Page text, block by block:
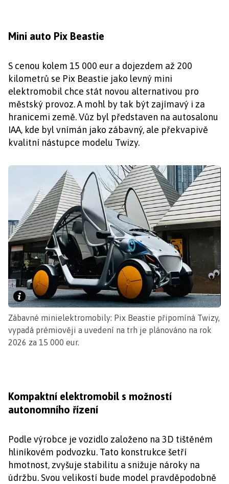
Mini auto Pix Beastie
S cenou kolem 15 000 eur a dojezdem až 200
kilometrů se Pix Beastie jako levný mini
elektromobil chce stát novou alternativou pro
městský provoz. A mohl by tak být zajímavý i za
hranicemi země. Vůz byl představen na autosalonu
IAA, kde byl vnímán jako zábavný, ale překvapivě
kvalitní nástupce modelu Twizy.
Zábavné minielektromobily: Pix Beastie připomíná Twizy,
vypadá prémiověji a uvedení na trh je plánováno na rok
2026 za 15 000 eur.
Kompaktní elektromobil s možností
autonomního řízení
Podle výrobce je vozidlo založeno na 3D tištěném
hliníkovém podvozku. Tato konstrukce šetří
hmotnost, zvyšuje stabilitu a snižuje nároky na
údržbu. Svou velikostí bude model pravděpodobně